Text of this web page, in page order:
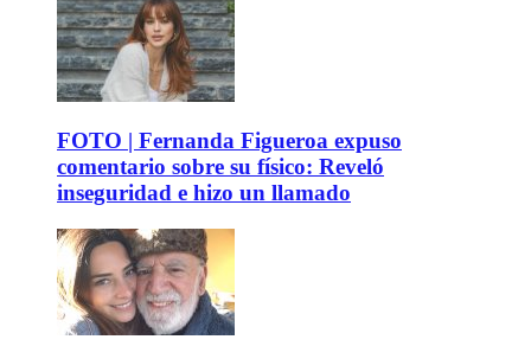
FOTO | Fernanda Figueroa expuso
comentario sobre su físico: Reveló
inseguridad e hizo un llamado